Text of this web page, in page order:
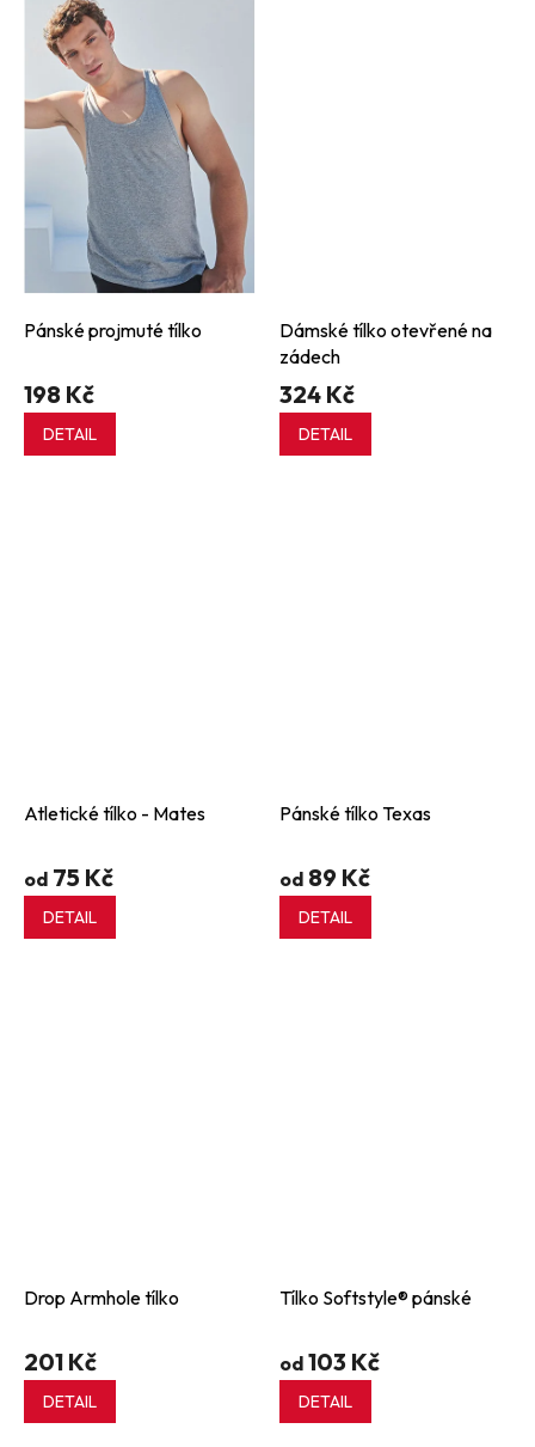
Pánské projmuté tílko
198 Kč
DETAIL
Dámské tílko otevřené na
zádech
324 Kč
DETAIL
Atletické tílko - Mates
od 75 Kč
DETAIL
Pánské tílko Texas
od 89 Kč
DETAIL
Drop Armhole tílko
201 Kč
DETAIL
Tílko Softstyle® pánské
od 103 Kč
DETAIL